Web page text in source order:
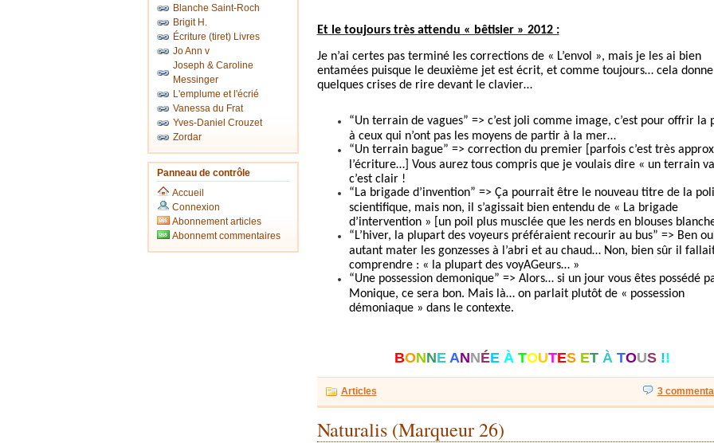
Blanche Saint-Roch
Brigit H.
Écriture (tiret) Livres
Jo Ann v
Joseph & Caroline
Messinger
L'emplume et l'écrié
Vanessa du Frat
Yves-Daniel Crouzet
Zordar
Panneau de contrôle
Accueil
Connexion
Abonnement articles
Abonnemt commentaires
Et le toujours très attendu « bêtisier » 2012 :
Je n’ai certes pas terminé les corrections de « L’envol », mais je les ai bien
entamées puisque le deuxième jet est écrit, et comme toujours… cela
quelques crises de rire devant le clavier…
“Un terrain de vagues” => c’est joli comme image, c’est pour offrir la
à ceux qui n’ont pas les moyens de partir à la mer…
“Un terrain bague” => correction du premier [parfois c’est très
l’écriture…] Vous aurez tous compris que je voulais dire « un terrain
c’est clair !
“La brigade d’invention” => Ça pourrait être le nouveau titre de la
scientifique, mais non, il s’agissait bien entendu de « La brigade
d’intervention » [un poil plus musclée que les nerds en blouses
“L’hiver, la plupart des voyeurs préféraient recourir au bus” => Ben
autant mater les gonzesses à l’abri et au chaud… Non, bien sûr il
comprendre : « la plupart des voyAGeurs… »
“Une possession demonique” => Alors… si un jour vous êtes possédé
Monique, ce sera bon. Mais là… on parlait plutôt de « possession
démoniaque » dans le contexte.
BONNE ANNÉE À TOUTES ET À TOUS !!
Articles 3
Naturalis (Marqueur 26)